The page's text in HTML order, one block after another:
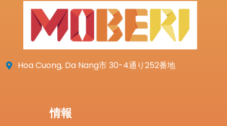
Hoa Cuong, Da Nang市 30-4通り252番地
情報